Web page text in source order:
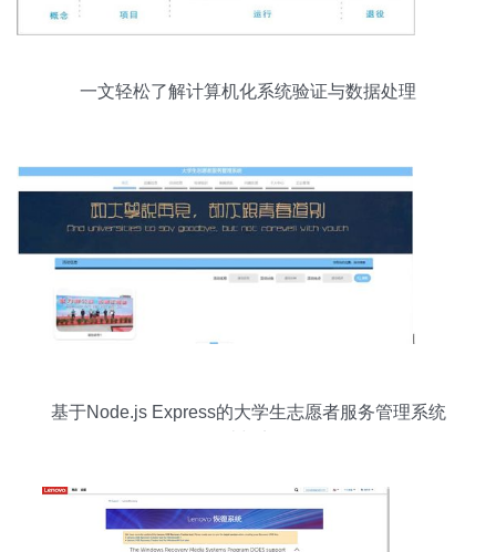
一文轻松了解计算机化系统验证与数据处理
基于Node.js Express的大学生志愿者服务管理系统